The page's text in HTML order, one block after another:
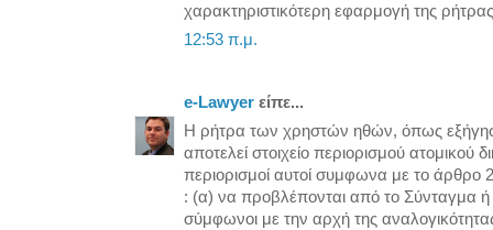
χαρακτηριστικότερη εφαρμογή της
12:53 π.μ.
e-Lawyer είπε...
Η ρήτρα των χρηστών ηθών, όπως
αποτελεί στοιχείο περιορισμού ατομικού
περιορισμοί αυτοί συμφωνα με το άρθρο
: (α) να προβλέπονται από το Σύνταγμα ή
σύμφωνοι με την αρχή της